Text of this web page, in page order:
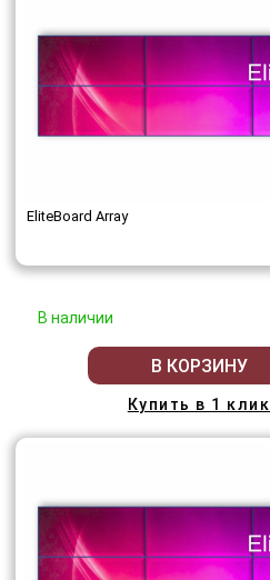
EliteBoard Array
В наличии
В КОРЗИНУ
Купить в 1 клик